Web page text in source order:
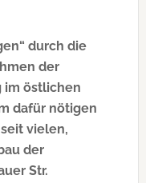
durch die
der
im östlichen
dafür nötigen
vielen,
der
Str.